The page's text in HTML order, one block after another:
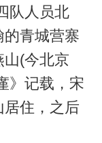
队人员北
的青城营寨
(今北京
》记载，宋
住，之后